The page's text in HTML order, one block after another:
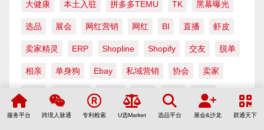
大健康 本土入驻 拼多多TEMU TK 黑幕曝光
选品 展会 网红营销 网红 BI 直播 虾皮
卖家精灵 ERP Shopline Shopify 交友 脱单
相亲 单身狗 Ebay 私域营销 协会 卖家
Shoptop 主播 抖音 快手
工厂产品 WhatsApp 纯电池 独立站 工厂
服务平台 跨境人脉通 专利检索 U选Market 选品平台 展会&沙龙 群通天下